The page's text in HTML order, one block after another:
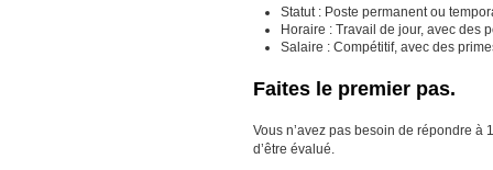
Statut : Poste permanent ou
Horaire : Travail de jour, avec des
Salaire : Compétitif, avec des
Faites le premier pas.
Vous n’avez pas besoin de répondre à
d’être évalué.